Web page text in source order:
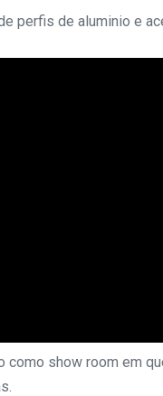
perfis de aluminio e
show room em